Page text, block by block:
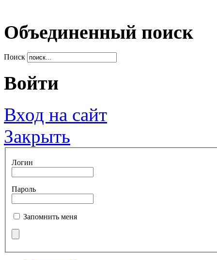
Объединенный поиск
Поиск
Войти
Вход на сайт
Закрыть
Логин
Пароль
Запомнить меня